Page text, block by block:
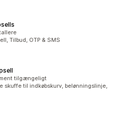
Tilbud, OTP & SMS
tilgængeligt
skuffe til indkøbskurv, belønningslinje,